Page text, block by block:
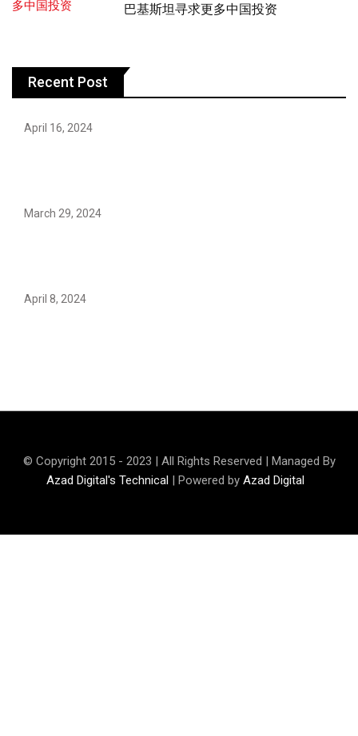
巴基斯坦寻求更多中国投资
Recent Post
April 16, 2024
March 29, 2024
April 8, 2024
© Copyright 2015 - 2023 | All Rights Reserved | Managed By
Azad Digital's Technical | Powered by Azad Digital